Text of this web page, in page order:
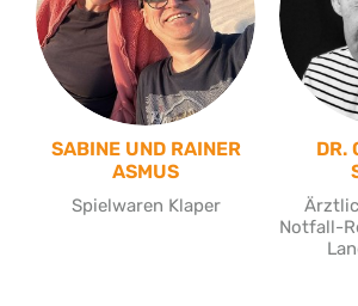
SABINE UND RAINER
ASMUS
Spielwaren Klaper
DR.
Notfall-